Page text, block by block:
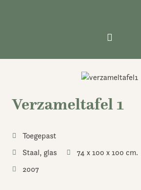
Verzameltafel 1
Toegepast
Staal, glas
74 x 100 x 100 cm.
2007